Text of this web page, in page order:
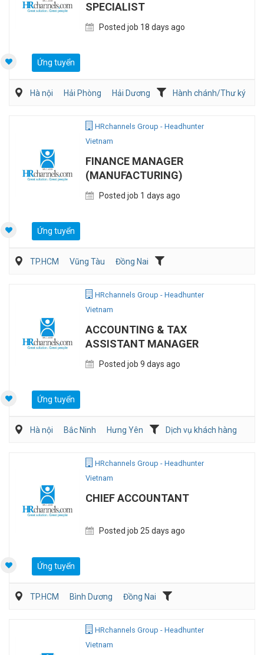
SPECIALIST
Posted job 18 days ago
Ứng tuyển
Hà nội Hải Phòng Hải Dương
Hành chánh/Thư ký
HRchannels Group - Headhunter
Vietnam
FINANCE MANAGER
(MANUFACTURING)
Posted job 1 days ago
Ứng tuyển
TP.HCM Vũng Tàu
Đồng Nai
HRchannels Group - Headhunter
Vietnam
ACCOUNTING & TAX
ASSISTANT MANAGER
Posted job 9 days ago
Ứng tuyển
Hà nội Bắc Ninh Hưng Yên
Dịch vụ khách hàng
HRchannels Group - Headhunter
Vietnam
CHIEF ACCOUNTANT
Posted job 25 days ago
Ứng tuyển
TP.HCM Bình Dương Đồng Nai
HRchannels Group - Headhunter
Vietnam